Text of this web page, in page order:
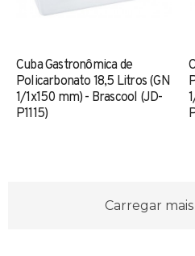
Cuba Gastronômica de
Policarbonato 18,5 Litros (GN
1/1x150 mm) - Brascool (JD-
P1115)
Carregar